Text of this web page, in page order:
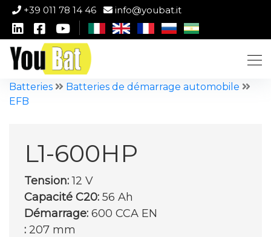
+39 011 78 14 46 info@youbat.it
Batteries
Batteries de démarrage automobile
EFB
L1-600HP
Tension:12 V
Capacité C20: 56 Ah
Démarrage: 600 CCA EN
: 207 mm